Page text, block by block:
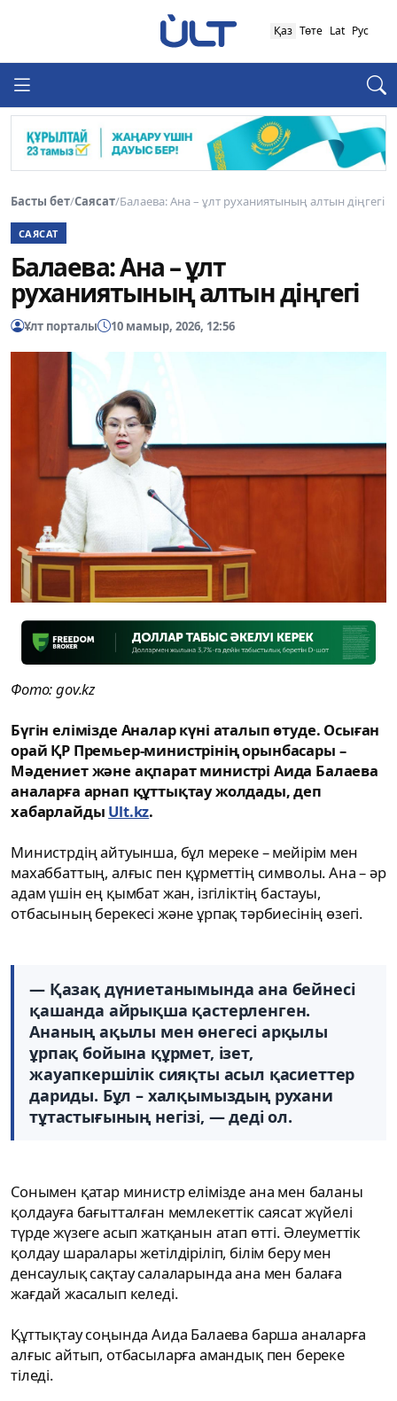
Қаз Төте Lat Рус
Басты бет/Саясат/Балаева: Ана – ұлт руханиятының алтын діңгегі
САЯСАТ
Балаева: Ана – ұлт
руханиятының алтын діңгегі
Ұлт порталы 10 мамыр, 2026, 12:56
Фото: gov.kz
Бүгін елімізде Аналар күні аталып өтуде. Осыған
орай ҚР Премьер-министрінің орынбасары –
Мәдениет және ақпарат министрі Аида Балаева
аналарға арнап құттықтау жолдады, деп
хабарлайды Ult.kz.
Министрдің айтуынша, бұл мереке – мейірім мен
махаббаттың, алғыс пен құрметтің символы. Ана – әр
адам үшін ең қымбат жан, ізгіліктің бастауы,
отбасының берекесі және ұрпақ тәрбиесінің өзегі.
— Қазақ дүниетанымында ана бейнесі
қашанда айрықша қастерленген.
Ананың ақылы мен өнегесі арқылы
ұрпақ бойына құрмет, ізет,
жауапкершілік сияқты асыл қасиеттер
дариды. Бұл – халқымыздың рухани
тұтастығының негізі, — деді ол.
Сонымен қатар министр елімізде ана мен баланы
қолдауға бағытталған мемлекеттік саясат жүйелі
түрде жүзеге асып жатқанын атап өтті. Әлеуметтік
қолдау шаралары жетілдіріліп, білім беру мен
денсаулық сақтау салаларында ана мен балаға
жағдай жасалып келеді.
Құттықтау соңында Аида Балаева барша аналарға
алғыс айтып, отбасыларға амандық пен береке
тіледі.